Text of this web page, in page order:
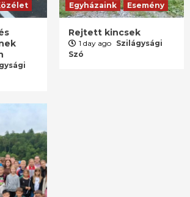
Egyházaink
Esemény
Rejtett kincsek
1 day ago Szilágysági
Szó